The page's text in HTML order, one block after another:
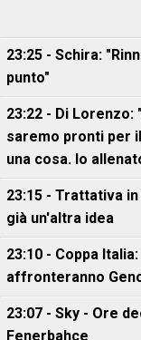
23:25 - Schira:
punto"
23:22 - Di Lorenzo:
saremo pronti per
una cosa. Io
23:15 - Trattativa
già un'altra idea
23:10 - Coppa
affronteranno
23:07 - Sky - Ore
Fenerbahce